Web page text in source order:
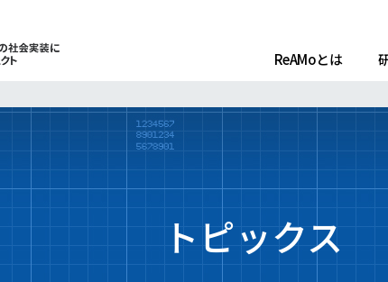
ReAMoとは
トピックス